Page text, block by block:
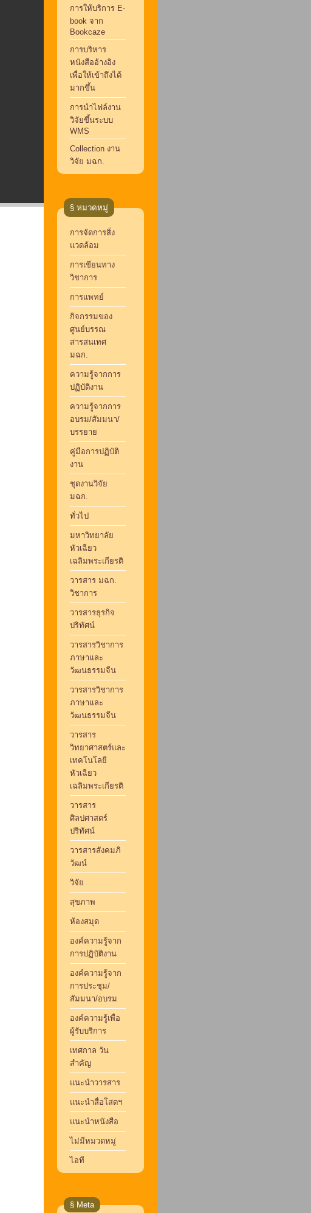
การให้บริการ E-
book จาก
Bookcaze
การบริหาร
หนังสืออ้างอิง
เพื่อให้เข้าถึงได้
มากขึ้น
การนำไฟล์งาน
วิจัยขึ้นระบบ
WMS
Collection งาน
วิจัย มฉก.
§ หมวดหมู่
การจัดการสิ่ง
แวดล้อม
การเขียนทาง
วิชาการ
การแพทย์
กิจกรรมของ
ศูนย์บรรณ
สารสนเทศ
มฉก.
ความรู้จากการ
ปฏิบัติงาน
ความรู้จากการ
อบรม/สัมมนา/
บรรยาย
คู่มือการปฏิบัติ
งาน
ชุดงานวิจัย
มฉก.
ทั่วไป
มหาวิทยาลัย
หัวเฉียว
เฉลิมพระเกียรติ
วารสาร มฉก.
วิชาการ
วารสารธุรกิจ
ปริทัศน์
วารสารวิชาการ
ภาษาและ
วัฒนธรรมจีน
วารสารวิชาการ
ภาษาและ
วัฒนธรรมจีน
วารสาร
วิทยาศาสตร์และ
เทคโนโลยี
หัวเฉียว
เฉลิมพระเกียรติ
วารสาร
ศิลปศาสตร์
ปริทัศน์
วารสารสังคมภิ
วัฒน์
วิจัย
สุขภาพ
ห้องสมุด
องค์ความรู้จาก
การปฏิบัติงาน
องค์ความรู้จาก
การประชุม/
สัมมนา/อบรม
องค์ความรู้เพื่อ
ผู้รับบริการ
เทศกาล วัน
สำคัญ
แนะนำวารสาร
แนะนำสื่อโสตฯ
แนะนำหนังสือ
ไม่มีหมวดหมู่
ไอที
§ Meta